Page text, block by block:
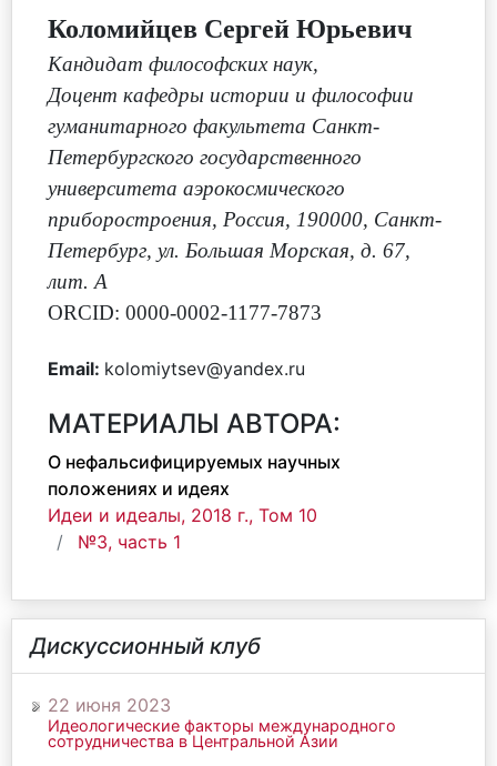
Коломийцев Сергей Юрьевич
Кандидат философских наук,
Доцент кафедры истории и философии
гуманитарного факультета Санкт-
Петербургского государственного
университета аэрокосмического
приборостроения, Россия, 190000, Санкт-
Петербург, ул. Большая Морская, д. 67,
лит. А
ORCID: 0000-0002-1177-7873
Email: kolomiytsev@yandex.ru
МАТЕРИАЛЫ АВТОРА:
О нефальсифицируемых научных
положениях и идеях
Идеи и идеалы, 2018 г., Том 10
№3, часть 1
Дискуссионный клуб
22 июня 2023
Идеологические факторы международного
сотрудничества в Центральной Азии